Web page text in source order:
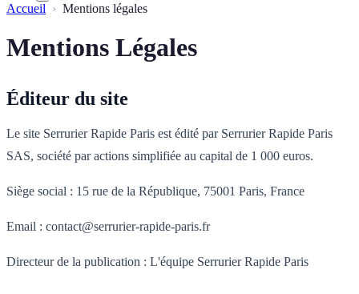
Accueil
Mentions légales
Mentions Légales
Éditeur du site
Le site Serrurier Rapide Paris est édité par Serrurier Rapide Paris
SAS, société par actions simplifiée au capital de 1 000 euros.
Siège social : 15 rue de la République, 75001 Paris, France
Email : contact@serrurier-rapide-paris.fr
Directeur de la publication : L'équipe Serrurier Rapide Paris